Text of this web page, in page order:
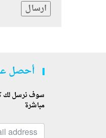
ارسال
أحصل
سوف نرسل لك
مباشرة